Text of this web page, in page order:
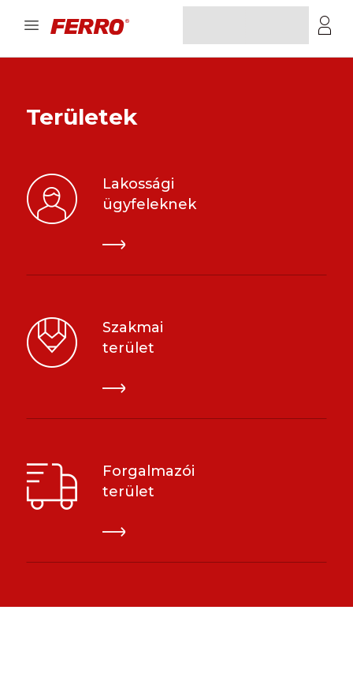
Területek
Lakossági
ügyfeleknek
Szakmai
terület
Forgalmazói
terület